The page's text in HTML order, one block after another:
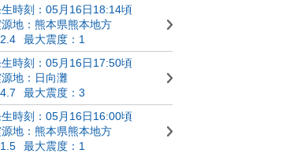
時刻：05月16日18:14頃
源地：熊本県熊本地方
最大震度：1
時刻：05月16日17:50頃
源地：日向灘
最大震度：3
時刻：05月16日16:00頃
源地：熊本県熊本地方
最大震度：1